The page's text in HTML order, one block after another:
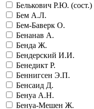
Белькович Р.Ю. (сост.)
Бем А.Л.
Бем-Баверк О.
Бенанав А.
Бенда Ж.
Бендерский И.И.
Бенедикт Р.
Беннигсен Э.П.
Бенсаид Д.
Бенуа А.Н.
Бенуа-Мешен Ж.